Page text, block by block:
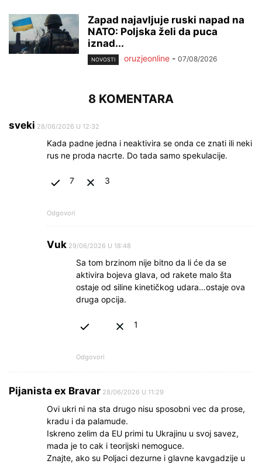
Zapad najavljuje ruski napad na
NATO: Poljska želi da puca
iznad...
NOVOSTI oruzjeonline - 07/08/2026
8 KOMENTARA
sveki 28/06/2026 U 12:32
Kada padne jedna i neaktivira se onda ce znati ili neki
rus ne proda nacrte. Do tada samo spekulacije.
7 3
Odgovori
Vuk 29/06/2026 U 18:48
Sa tom brzinom nije bitno da li će da se
aktivira bojeva glava, od rakete malo šta
ostaje od siline kinetičkog udara…ostaje ova
druga opcija.
1
Odgovori
Pijanista ex Bravar 28/06/2026 U 11:29
Ovi ukri ni na sta drugo nisu sposobni vec da prose,
kradu i da palamude.
Iskreno zelim da EU primi tu Ukrajinu u svoj savez,
mada je to cak i teorijski nemoguce.
Znajte, ako su Poljaci dezurne i glavne kavgadzije u